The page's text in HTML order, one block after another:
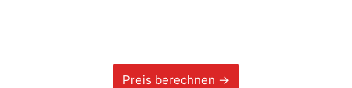
Preis berechnen →